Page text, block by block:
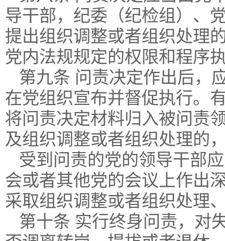
导干部，纪委（纪检组）、
提出组织调整或者组织处理
党内法规规定的权限和程序
第九条 问责决定作出后，
在党组织宣布并督促执行。
将问责决定材料归入被问责
及组织调整或者组织处理的
受到问责的党的领导干部
会或者其他党的会议上作出
采取组织调整或者组织处理
第十条 实行终身问责，对